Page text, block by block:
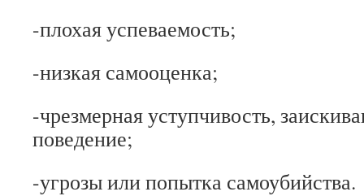
-плохая успеваемость;
-низкая самооценка;
-чрезмерная уступчивость,
поведение;
-угрозы или попытка самоубийства.